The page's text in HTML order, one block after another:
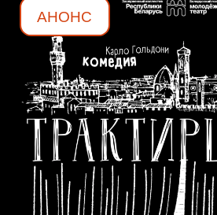
АНОНС